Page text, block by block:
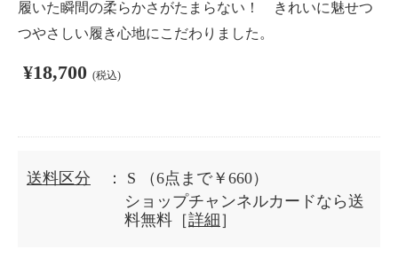
履いた瞬間の柔らかさがたまらない！ きれいに魅せつ
つやさしい履き心地にこだわりました。
¥18,700 (税込)
送料区分 ： S
（6点まで￥660）
ショップチャンネルカードなら送
料無料［詳細 ］